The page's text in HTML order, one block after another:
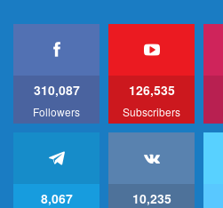
310,087
Followers
126,535
Subscribers
8,067 10,235